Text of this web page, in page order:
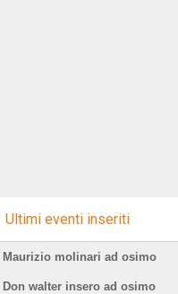
Ultimi eventi inseriti
Maurizio molinari ad osimo
Don walter insero ad osimo